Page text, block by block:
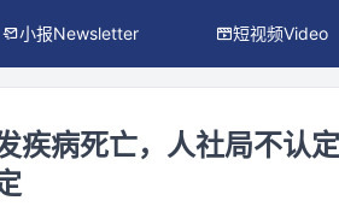
小报Newsletter 短视频Video
疾病死亡，人社局不认